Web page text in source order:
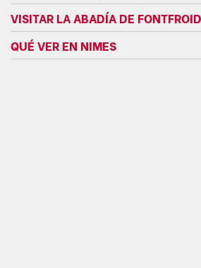
VISITAR LA ABADÍA DE
QUÉ VER EN NIMES